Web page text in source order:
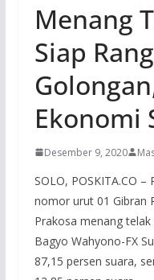
Menang
Siap
Ekonomi
Desember 9, 2020
SOLO, POSKITA.CO
nomor urut 01 Gibran
Prakosa menang
Bagyo Wahyono-FX
87,15 persen suara,